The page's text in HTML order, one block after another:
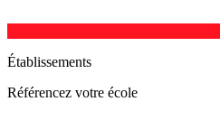
Établissements
Référencez votre école